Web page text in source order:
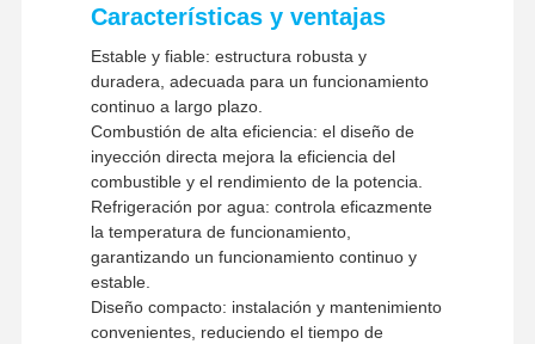
Inicio Productos
Espectáculo
Sobre
Visita A La
Fábrica
Control De
Calidad
Contáctenos
de pedido
Métodos de pago
empresas de servicios de
telecomunicaciones, el
Métodos de
envío
UPS / DHL / EMS / TNT /
Características y ventajas
Estable y fiable: estructura robusta y
duradera, adecuada para un funcionamiento
continuo a largo plazo.
Combustión de alta eficiencia: el diseño de
inyección directa mejora la eficiencia del
combustible y el rendimiento de la potencia.
Refrigeración por agua: controla eficazmente
la temperatura de funcionamiento,
garantizando un funcionamiento continuo y
estable.
Diseño compacto: instalación y mantenimiento
convenientes, reduciendo el tiempo de